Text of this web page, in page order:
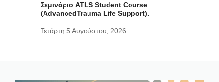
Σεμινάριο ATLS Student Course
(AdvancedTrauma Life Support).
Τετάρτη 5 Αυγούστου, 2026